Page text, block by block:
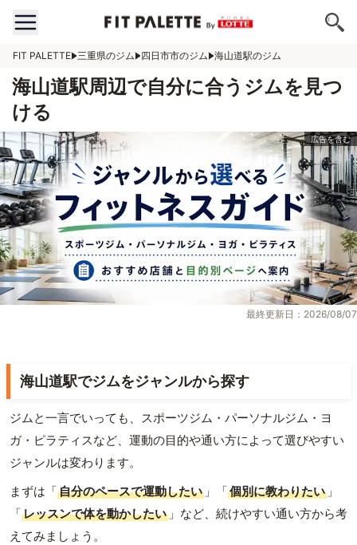
FIT PALETTE 三重県のジム 四日市市のジム 海山道駅のジム
海山道駅周辺で自分に合うジムを見つ
ける
最終更新日：2026/08/07
海山道駅でジムをジャンルから探す
ジムと一言でいっても、スポーツジム・パーソナルジム・ヨ
ガ・ピラティスなど、運動の目的や通い方によって選びやすい
ジャンルは変わります。
まずは「自分のペースで運動したい 」「個別に教わりたい 」
「レッスンで体を動かしたい 」など、続けやすい通い方から考
えてみましょう。